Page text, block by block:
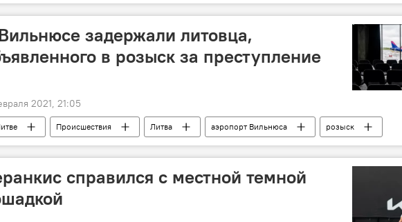
задержали литовца,
в розыск за преступление
2021, 21:05
Происшествия Литва аэропорт Вильнюса розыск
справился с местной темной